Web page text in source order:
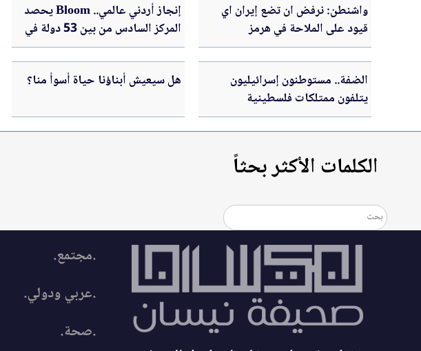
واشنطن: نرفض ان تضع إيران اي
قيود على الملاحة في هرمز
إنجاز أردني عالمي.. Bloom يحصد
المركز السادس من بين 53 دولة في
بطولة Genuine Cup 2026
الضفة.. مستوطنون إسرائيليون
يتلفون ممتلكات فلسطينية
هل سيعيش أبناؤنا حياة أسوأ منا؟
الكلمات الأكثر بحثاً
.مجتمع.
.عربي ودولي.
.صحة.